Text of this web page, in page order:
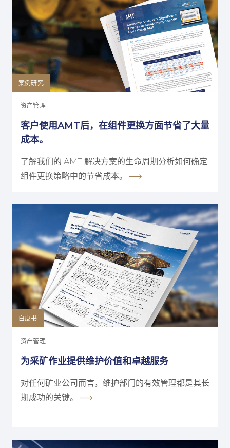
案例研究
资产管理
客户使用AMT后，在组件更换方面节省了大量
成本。
了解我们的 AMT 解决方案的生命周期分析如何确定
组件更换策略中的节省成本。
白皮书
资产管理
为采矿作业提供维护价值和卓越服务
对任何矿业公司而言，维护部门的有效管理都是其长
期成功的关键。